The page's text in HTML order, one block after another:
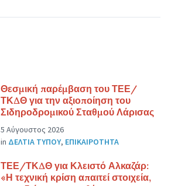
Θεσμική παρέμβαση του ΤΕΕ/
ΤΚΔΘ για την αξιοποίηση του
Σιδηροδρομικού Σταθμού Λάρισας
5 Αύγουστος 2026
in ΔΕΛΤΙΑ ΤΥΠΟΥ, ΕΠΙΚΑΙΡΟΤΗΤΑ
ΤΕΕ/ΤΚΔΘ για Κλειστό Αλκαζάρ:
«Η τεχνική κρίση απαιτεί στοιχεία,